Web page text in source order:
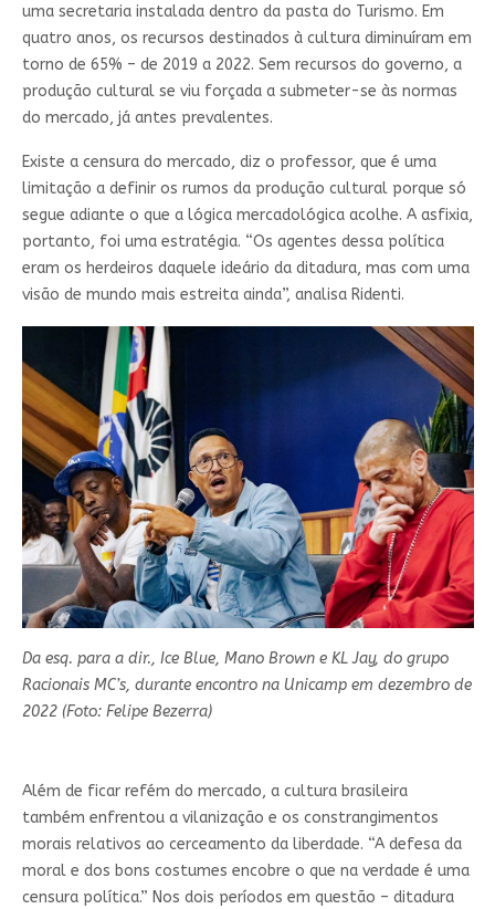
uma secretaria instalada dentro da pasta do Turismo. Em
quatro anos, os recursos destinados à cultura diminuíram em
torno de 65% – de 2019 a 2022. Sem recursos do governo, a
produção cultural se viu forçada a submeter-se às normas
do mercado, já antes prevalentes.
Existe a censura do mercado, diz o professor, que é uma
limitação a definir os rumos da produção cultural porque só
segue adiante o que a lógica mercadológica acolhe. A asfixia,
portanto, foi uma estratégia. “Os agentes dessa política
eram os herdeiros daquele ideário da ditadura, mas com uma
visão de mundo mais estreita ainda”, analisa Ridenti.
Da esq. para a dir., Ice Blue, Mano Brown e KL Jay, do grupo
Racionais MC’s, durante encontro na Unicamp em dezembro de
2022 (Foto: Felipe Bezerra)
Além de ficar refém do mercado, a cultura brasileira
também enfrentou a vilanização e os constrangimentos
morais relativos ao cerceamento da liberdade. “A defesa da
moral e dos bons costumes encobre o que na verdade é uma
censura política.” Nos dois períodos em questão – ditadura